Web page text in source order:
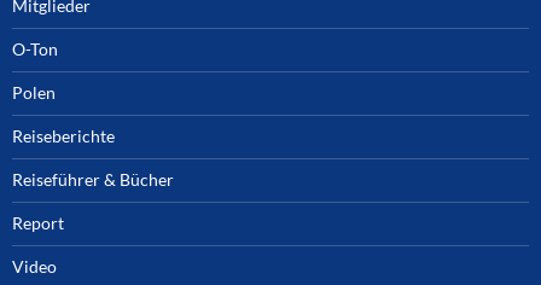
Mitglieder
O-Ton
Polen
Reiseberichte
Reiseführer & Bücher
Report
Video